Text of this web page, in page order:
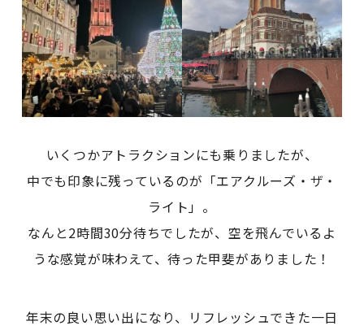
いくつかアトラクションにも乗りましたが、
中でも印象に残っているのが「エアクルーズ・ザ・
ライト」。
なんと2時間30分待ちでしたが、空を飛んでいるよ
うな感覚が味わえて、待った甲斐がありました！
年末の良い思い出になり、リフレッシュできた一日